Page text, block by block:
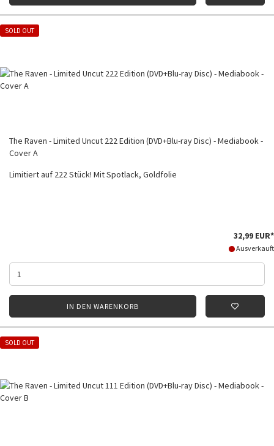
SOLD OUT
The Raven - Limited Uncut 222 Edition (DVD+Blu-ray Disc) - Mediabook -
Cover A
Limitiert auf 222 Stück! Mit Spotlack, Goldfolie
32,99 EUR*
Ausverkauft
IN DEN WARENKORB
SOLD OUT